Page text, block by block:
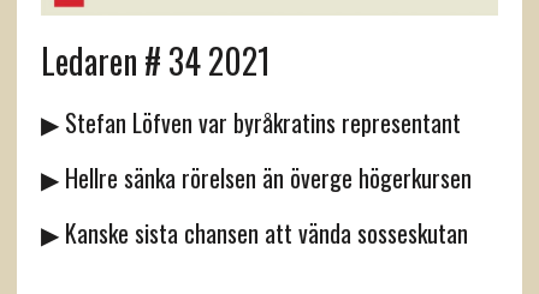
Ledaren # 34 2021
▶ Stefan Löfven var byråkratins representant
▶ Hellre sänka rörelsen än överge högerkursen
▶ Kanske sista chansen att vända sosseskutan